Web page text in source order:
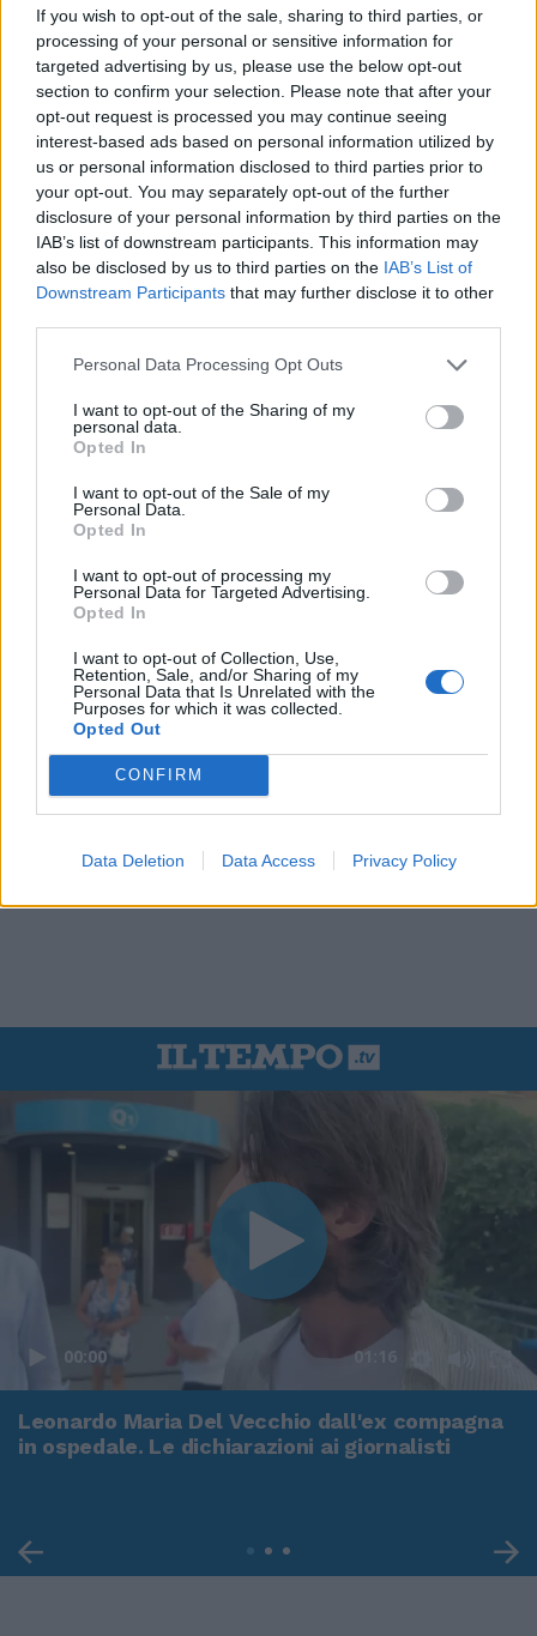
If you wish to opt-out of the sale, sharing to third parties, or
processing of your personal or sensitive information for
targeted advertising by us, please use the below opt-out
section to confirm your selection. Please note that after your
opt-out request is processed you may continue seeing
interest-based ads based on personal information utilized by
us or personal information disclosed to third parties prior to
your opt-out. You may separately opt-out of the further
disclosure of your personal information by third parties on the
IAB’s list of downstream participants. This information may
also be disclosed by us to third parties on the IAB’s List of
Downstream Participants that may further disclose it to other
Personal Data Processing Opt Outs
I want to opt-out of the Sharing of my
personal data.
Opted In
I want to opt-out of the Sale of my
Personal Data.
Opted In
I want to opt-out of processing my
Personal Data for Targeted Advertising.
Opted In
I want to opt-out of Collection, Use,
Retention, Sale, and/or Sharing of my
Personal Data that Is Unrelated with the
Purposes for which it was collected.
Opted Out
CONFIRM
Data Deletion Data Access Privacy Policy
00:00 01:16
Leonardo Maria Del Vecchio dall'ex compagna
in ospedale. Le dichiarazioni ai giornalisti